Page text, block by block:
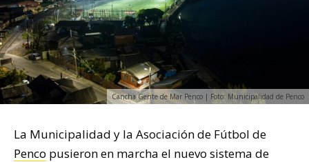
Cancha Gente de Mar Penco | Foto: Municipalidad de Penco
La Municipalidad y la Asociación de Fútbol de
Penco pusieron en marcha el nuevo sistema de